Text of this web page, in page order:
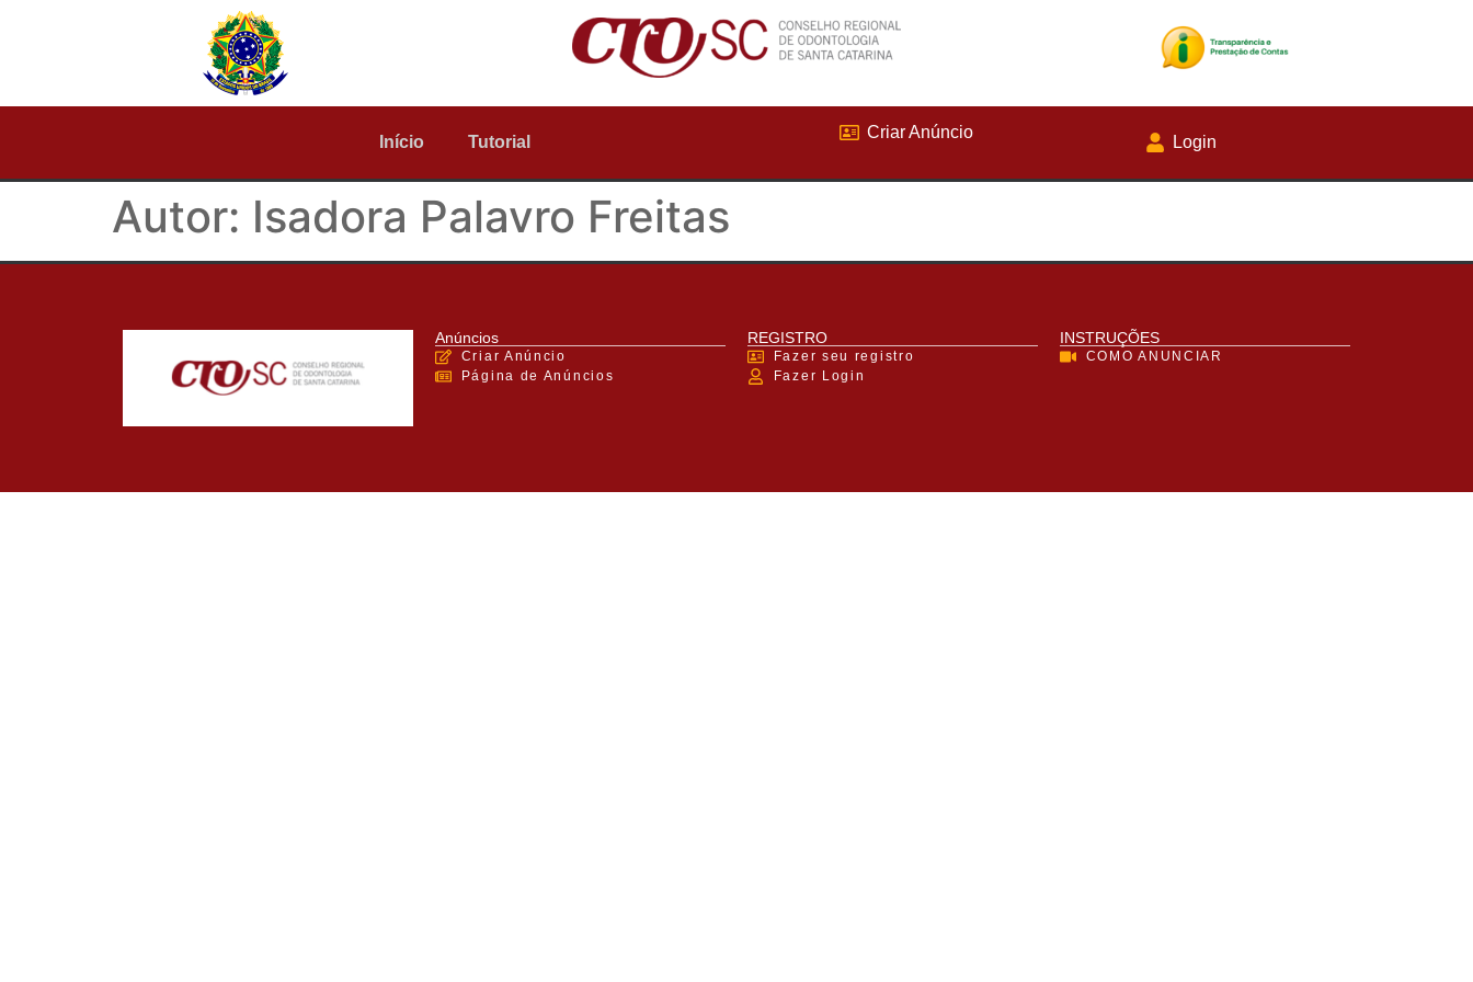
Início Tutorial
Criar Anúncio
Login
Autor: Isadora Palavro Freitas
Anúncios
Criar Anúncio
Página de Anúncios
REGISTRO
Fazer seu registro
Fazer Login
INSTRUÇÕES
COMO ANUNCIAR